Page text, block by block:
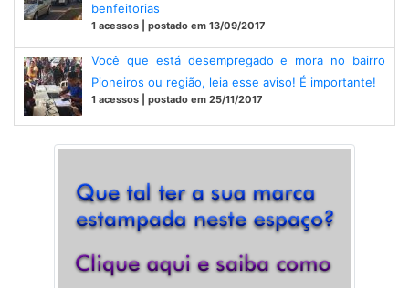
benfeitorias
1 acessos | postado em 13/09/2017
Você que está desempregado e mora no bairro
Pioneiros ou região, leia esse aviso! É importante!
1 acessos | postado em 25/11/2017